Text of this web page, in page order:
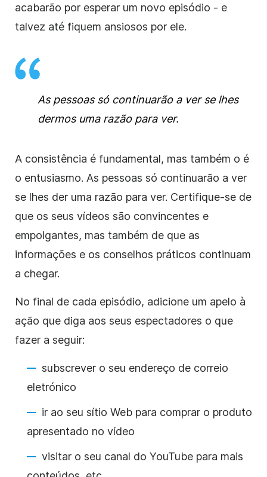
acabarão por esperar um novo episódio - e
talvez até fiquem ansiosos por ele.
As pessoas só continuarão a ver se lhes
dermos uma razão para ver.
A consistência é fundamental, mas também o é
o entusiasmo. As pessoas só continuarão a ver
se lhes der uma razão para ver. Certifique-se de
que os seus vídeos são convincentes e
empolgantes, mas também de que as
informações e os conselhos práticos continuam
a chegar.
No final de cada episódio, adicione um apelo à
ação que diga aos seus espectadores o que
fazer a seguir:
subscrever o seu endereço de correio
eletrónico
ir ao seu sítio Web para comprar o produto
apresentado no vídeo
visitar o seu canal do YouTube para mais